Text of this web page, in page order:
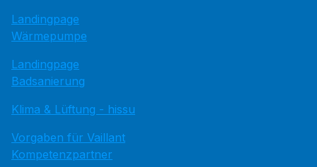
Landingpage
Wärmepumpe
Landingpage
Badsanierung
Klima & Lüftung - hissu
Vorgaben für Vaillant
Kompetenzpartner